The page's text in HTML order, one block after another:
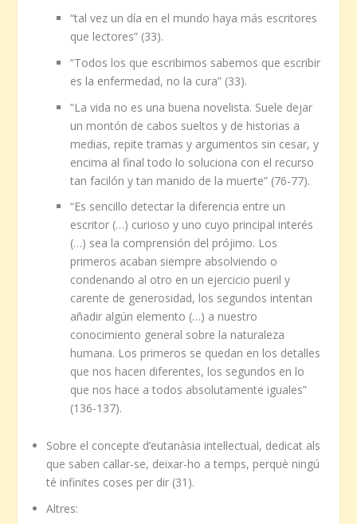
“tal vez un día en el mundo haya más escritores
que lectores” (33).
“Todos los que escribimos sabemos que escribir
es la enfermedad, no la cura” (33).
“La vida no es una buena novelista. Suele dejar
un montón de cabos sueltos y de historias a
medias, repite tramas y argumentos sin cesar, y
encima al final todo lo soluciona con el recurso
tan facilón y tan manido de la muerte” (76-77).
“Es sencillo detectar la diferencia entre un
escritor (…) curioso y uno cuyo principal interés
(…) sea la comprensión del prójimo. Los
primeros acaban siempre absolviendo o
condenando al otro en un ejercicio pueril y
carente de generosidad, los segundos intentan
añadir algún elemento (…) a nuestro
conocimiento general sobre la naturaleza
humana. Los primeros se quedan en los detalles
que nos hacen diferentes, los segundos en lo
que nos hace a todos absolutamente iguales”
(136-137).
Sobre el concepte d’eutanàsia intel·lectual, dedicat als
que saben callar-se, deixar-ho a temps, perquè ningú
té infinites coses per dir (31).
Altres: